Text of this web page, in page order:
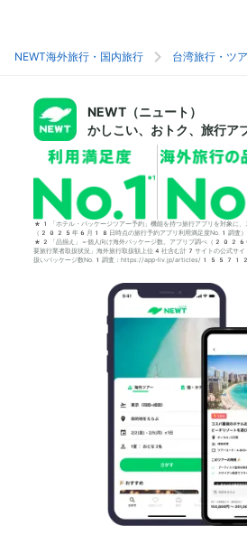
NEWT海外旅行・国内旅行 台湾旅行・ツ
NEWT（ニュート）
かしこい、おトク、旅行ア
*1「ホテル・パッケージツアー予約」機能を持つ旅行アプリを対象に、
（2025年6月18日時点の旅行予約アプリ利用満足度No.1調査）
*2「品揃え」＝個人向け海外パッケージ数。アプリブ調べ（
要旅行業者取扱状況」海外旅行取扱額上位4社含む計7サイトの公式サイ
扱いパッケージ数No.1調査：https://app-liv.jp/articles/